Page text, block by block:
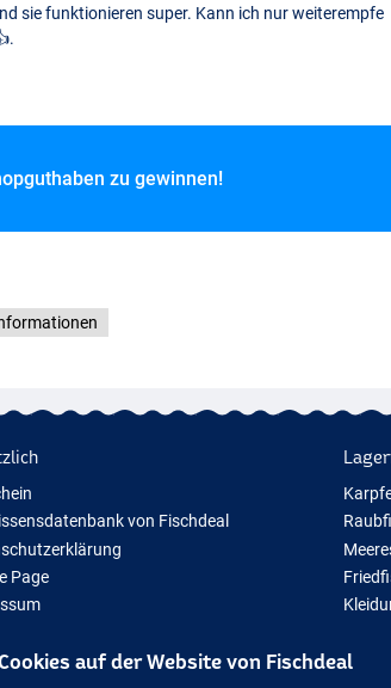
sie funktionieren super. Kann ich nur weiterempfe
zu gewinnen!
von Fischdeal
Page
Angelausrüstungauf der Website von Fischdeal